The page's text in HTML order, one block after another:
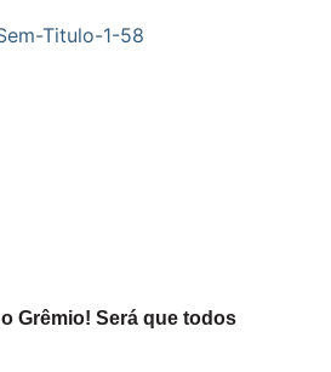
Grêmio! Será que todos